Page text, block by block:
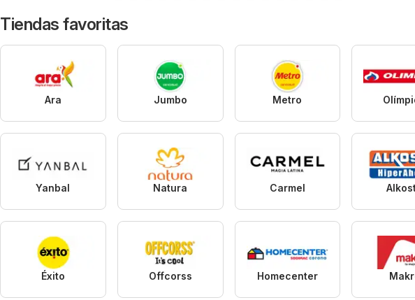
Tiendas favoritas
Ara Jumbo Metro
Yanbal Natura Carmel
Éxito Offcorss Homecenter